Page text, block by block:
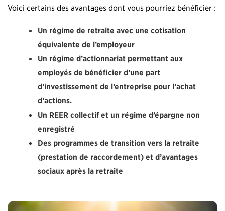
Voici certains des avantages dont vous pourriez bénéficier :
Un régime de retraite avec une cotisation
équivalente de l’employeur
Un régime d’actionnariat permettant aux
employés de bénéficier d’une part
d’investissement de l’entreprise pour l’achat
d’actions.
Un REER collectif et un régime d’épargne non
enregistré
Des programmes de transition vers la retraite
(prestation de raccordement) et d’avantages
sociaux après la retraite